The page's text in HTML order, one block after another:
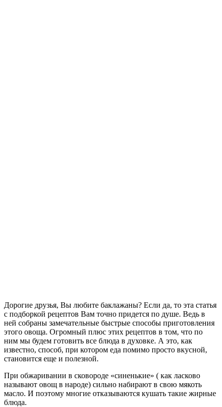
Дорогие друзья, Вы любите баклажаны? Если да, то эта статья
с подборкой рецептов Вам точно придется по душе. Ведь в
ней собраны замечательные быстрые способы приготовления
этого овоща. Огромный плюс этих рецептов в том, что по
ним мы будем готовить все блюда в духовке. А это, как
известно, способ, при котором еда помимо просто вкусной,
становится еще и полезной.
При обжаривании в сковороде «синенькие» ( как ласково
называют овощ в народе) сильно набирают в свою мякоть
масло. И поэтому многие отказываются кушать такие жирные
блюда.